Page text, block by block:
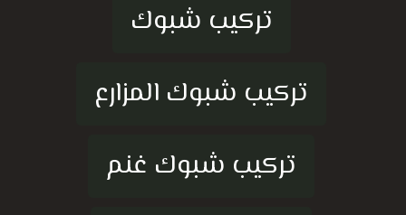
تركيب شبوك
تركيب شبوك المزارع
تركيب شبوك غنم